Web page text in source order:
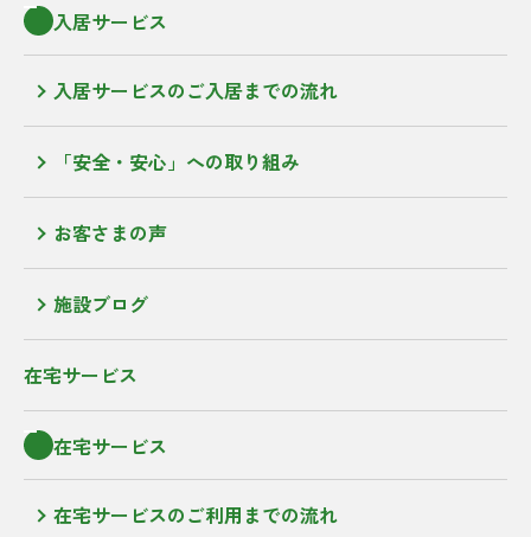
入居サービス
入居サービスのご入居までの流れ
「安全・安心」への取り組み
お客さまの声
施設ブログ
在宅サービス
在宅サービス
在宅サービスのご利用までの流れ